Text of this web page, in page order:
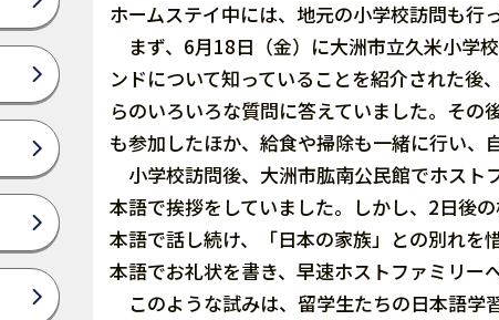
ホームステイ中には、地元の小学校訪問も行っ
まず、6月18日（金）に大洲市立久米小学
ンドについて知っていることを紹介された
らのいろいろな質問に答えていました。その
も参加したほか、給食や掃除も一緒に行い、
小学校訪問後、大洲市肱南公民館でホスト
本語で挨拶をしていました。しかし、2日後
本語で話し続け、「日本の家族」との別れを
本語でお礼状を書き、早速ホストファミリー
このような試みは、留学生たちの日本語学